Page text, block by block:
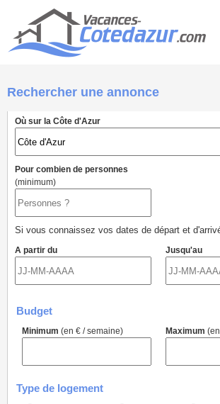
Rechercher une annonce
Où sur la Côte d'Azur
Pour combien de personnes
(minimum)
Si vous connaissez vos dates de départ et
A partir du Jusqu'au
Budget
Minimum (en € / semaine) Maximum
Type de logement